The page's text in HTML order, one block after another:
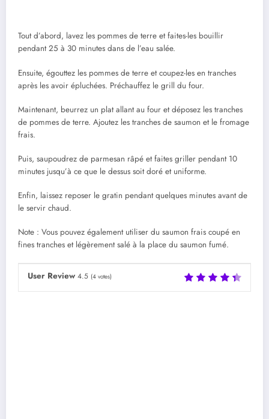
Tout d’abord, lavez les pommes de terre et faites-les bouillir
pendant 25 à 30 minutes dans de l’eau salée.
Ensuite, égouttez les pommes de terre et coupez-les en tranches
après les avoir épluchées. Préchauffez le grill du four.
Maintenant, beurrez un plat allant au four et déposez les tranches
de pommes de terre. Ajoutez les tranches de saumon et le fromage
frais.
Puis, saupoudrez de parmesan râpé et faites griller pendant 10
minutes jusqu’à ce que le dessus soit doré et uniforme.
Enfin, laissez reposer le gratin pendant quelques minutes avant de
le servir chaud.
Note : Vous pouvez également utiliser du saumon frais coupé en
fines tranches et légèrement salé à la place du saumon fumé.
User Review 4.5 (4 votes)